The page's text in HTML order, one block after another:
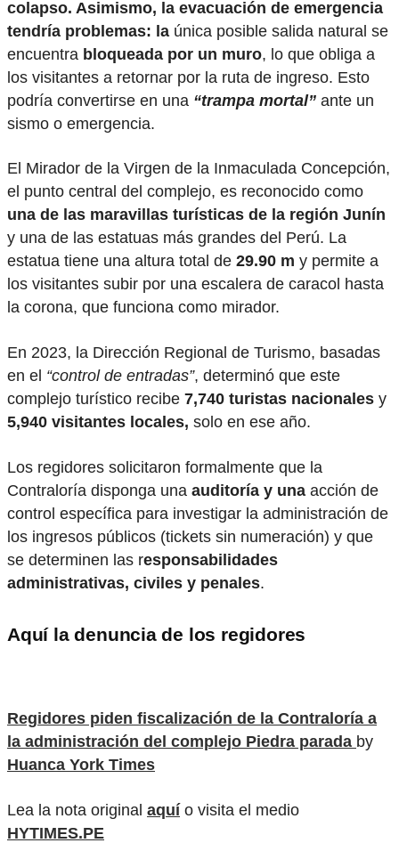
colapso. Asimismo, la evacuación de emergencia
tendría problemas: la única posible salida natural se
encuentra bloqueada por un muro, lo que obliga a
los visitantes a retornar por la ruta de ingreso. Esto
podría convertirse en una “trampa mortal” ante un
sismo o emergencia.
El Mirador de la Virgen de la Inmaculada Concepción,
el punto central del complejo, es reconocido como
una de las maravillas turísticas de la región Junín
y una de las estatuas más grandes del Perú. La
estatua tiene una altura total de 29.90 m y permite a
los visitantes subir por una escalera de caracol hasta
la corona, que funciona como mirador.
En 2023, la Dirección Regional de Turismo, basadas
en el “control de entradas”, determinó que este
complejo turístico recibe 7,740 turistas nacionales y
5,940 visitantes locales, solo en ese año.
Los regidores solicitaron formalmente que la
Contraloría disponga una auditoría y una acción de
control específica para investigar la administración de
los ingresos públicos (tickets sin numeración) y que
se determinen las responsabilidades
administrativas, civiles y penales.
Aquí la denuncia de los regidores
Regidores piden fiscalización de la Contraloría a
la administración del complejo Piedra parada by
Huanca York Times
Lea la nota original aquío visita el medio
HYTIMES.PE